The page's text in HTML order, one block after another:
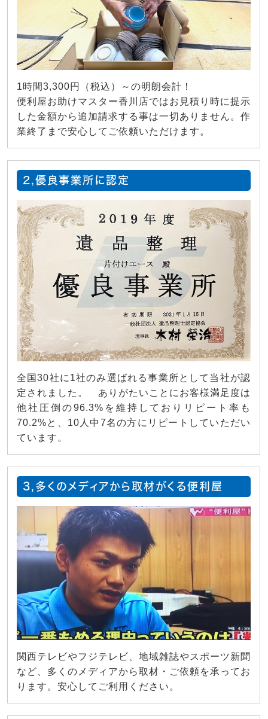
1時間3,300円（税込）～の明朗会計！
便利屋お助けマスター香川店ではお見積り時に提示
した金額から追加請求する事は一切ありません。作
業終了まで安心してご依頼いただけます。
2,優良事業所に認定
全国30社に1社のみ選ばれる事業所として当社が認
定されました。 ありがたいことにお客様満足度は
他社圧倒の96.3%を維持しておりリピート率も
70.2%と、10人中7名の方にリピートしていただい
ています。
3,多くのメディアから取材がくる便利屋
関西テレビやフジテレビ、地域雑誌やスポーツ新聞
など、多くのメディアから取材・ご依頼を承ってお
ります。安心してご利用ください。